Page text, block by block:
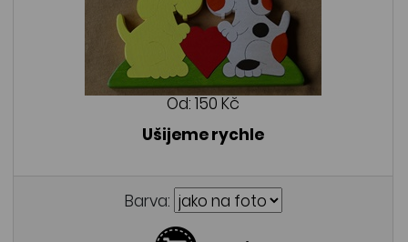
Od: 150 Kč
Ušijeme rychle
Barva: